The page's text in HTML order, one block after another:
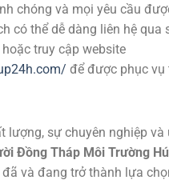
chóng và mọi yêu cầu
có thể dễ dàng liên hệ qua
truy cập website
để được phục vụ
lượng, sự chuyên nghiệp và
Đồng Tháp Môi Trường
đã và đang trở thành lựa